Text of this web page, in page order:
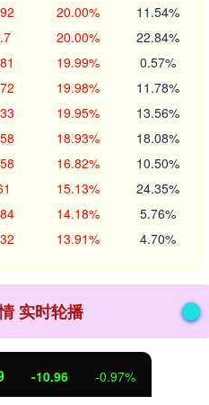
20.00% 11.54%
20.00% 22.84%
19.99% 0.57%
19.98% 11.78%
19.95% 13.56%
18.93% 18.08%
16.82% 10.50%
15.13% 24.35%
14.18% 5.76%
13.91% 4.70%
实时轮播
-10.96 -0.97%